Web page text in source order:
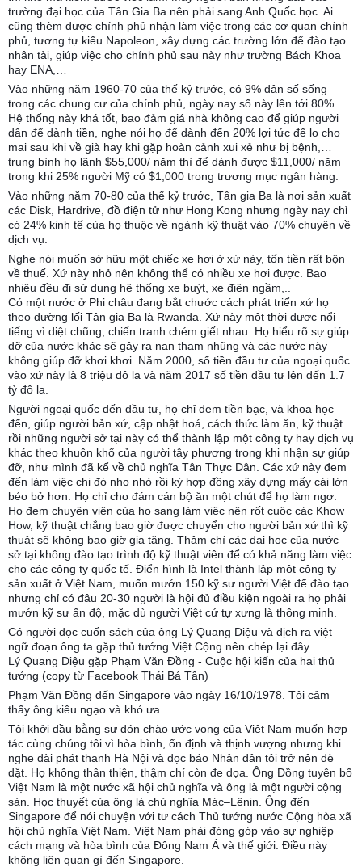
trường đại học của Tân Gia Ba nên phải sang Anh Quốc học. Ai
cũng thèm được chính phủ nhận làm việc trong các cơ quan chính
phủ, tương tự kiểu Napoleon, xây dựng các trường lớn để đào tạo
nhân tài, giúp việc cho chính phủ sau này như trường Bách Khoa
hay ENA,…
Vào những năm 1960-70 của thế kỷ trước, có 9% dân số sống
trong các chung cư của chính phủ, ngày nay số này lên tới 80%.
Hệ thống này khá tốt, bao đảm giá nhà không cao để giúp người
dân để dành tiền, nghe nói họ để dành đến 20% lợi tức để lo cho
mai sau khi về già hay khi gặp hoàn cảnh xui xẻ như bị bệnh,…
trung bình họ lãnh $55,000/ năm thì để dành được $11,000/ năm
trong khi 25% người Mỹ có $1,000 trong trương mục ngân hàng.
Vào những năm 70-80 của thế kỷ trước, Tân gia Ba là nơi sản xuất
các Disk, Hardrive, đồ điện tử như Hong Kong nhưng ngày nay chỉ
có 24% kinh tế của họ thuộc về ngành kỹ thuật vào 70% chuyên về
dịch vụ.
Nghe nói muốn sở hữu một chiếc xe hơi ở xứ này, tốn tiền rất bộn
về thuế. Xứ này nhỏ nên không thể có nhiều xe hơi được. Bao
nhiêu đều đi sử dụng hệ thống xe buýt, xe điện ngầm,..
Có một nước ở Phi châu đang bắt chước cách phát triển xứ họ
theo đường lối Tân gia Ba là Rwanda. Xứ này một thời được nổi
tiếng vì diệt chũng, chiến tranh chém giết nhau. Họ hiểu rõ sự giúp
đỡ của nước khác sẽ gây ra nạn tham nhũng và các nước này
không giúp đỡ khơi khơi. Năm 2000, số tiền đầu tư của ngoại quốc
vào xứ này là 8 triệu đô la và năm 2017 số tiền đầu tư lên đến 1.7
tỷ đô la.
Người ngoại quốc đến đầu tư, họ chỉ đem tiền bạc, và khoa học
đến, giúp người bản xứ, cập nhật hoá, cách thức làm ăn, kỹ thuật
rồi những người sở tại này có thể thành lập một công ty hay dịch vụ
khác theo khuôn khổ của người tây phương trong khi nhận sự giúp
đỡ, như mình đã kể về chủ nghĩa Tân Thực Dân. Các xứ này đem
đến làm việc chi đó nho nhỏ rồi ký hợp đồng xây dựng mấy cái lớn
béo bở hơn. Họ chỉ cho đám cán bộ ăn một chút để họ làm ngơ.
Họ đem chuyên viên của họ sang làm việc nên rốt cuộc các Khow
How, kỹ thuật chẳng bao giờ được chuyển cho người bản xứ thì kỹ
thuật sẽ không bao giờ gia tăng. Thậm chí các đại học của nước
sở tại không đào tạo trình độ kỹ thuật viên để có khả năng làm việc
cho các công ty quốc tế. Điển hình là Intel thành lập một công ty
sản xuất ở Việt Nam, muốn mướn 150 kỹ sư người Việt để đào tạo
nhưng chỉ có đâu 20-30 người là hội đủ điều kiện ngoài ra họ phải
mướn kỹ sư ấn độ, mặc dù người Việt cứ tự xưng là thông minh.
Có người đọc cuốn sách của ông Lý Quang Diệu và dịch ra việt
ngữ đoạn ông ta gặp thủ tướng Việt Cộng nên chép lại đây.
Lý Quang Diệu gặp Phạm Văn Đồng - Cuộc hội kiến của hai thủ
tướng (copy từ Facebook Thái Bá Tân)
Phạm Văn Đồng đến Singapore vào ngày 16/10/1978. Tôi cảm
thấy ông kiêu ngạo và khó ưa.
Tôi khởi đầu bằng sự đón chào ước vọng của Việt Nam muốn hợp
tác cùng chúng tôi vì hòa bình, ổn định và thịnh vượng nhưng khi
nghe đài phát thanh Hà Nội và đọc báo Nhân dân tôi trở nên dè
dặt. Họ không thân thiện, thậm chí còn đe dọa. Ông Đồng tuyên bố
Việt Nam là một nước xã hội chủ nghĩa và ông là một người cộng
sản. Học thuyết của ông là chủ nghĩa Mác–Lênin. Ông đến
Singapore để nói chuyện với tư cách Thủ tướng nước Cộng hòa xã
hội chủ nghĩa Việt Nam. Việt Nam phải đóng góp vào sự nghiệp
cách mạng và hòa bình của Đông Nam Á và thế giới. Điều này
không liên quan gì đến Singapore.